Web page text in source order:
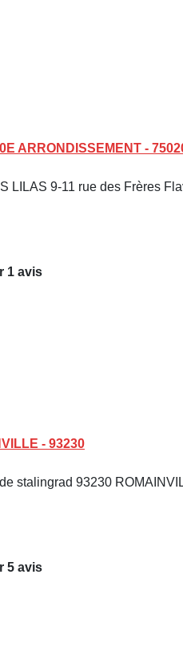
ARRONDISSEMENT -
LILAS 9-11 rue des Frères
1 avis
- 93230
stalingrad 93230
5 avis